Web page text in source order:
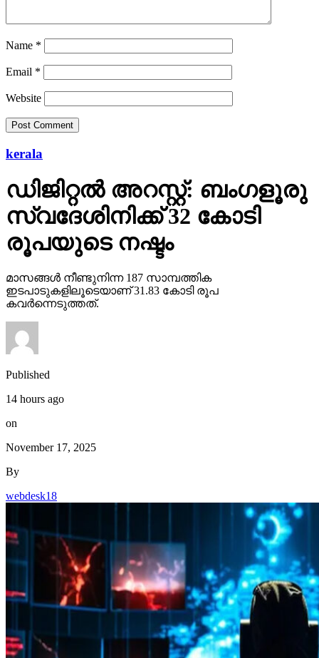
Name *
Email *
Website
kerala
ഡിജിറ്റല്‍ അറസ്റ്റ്: ബംഗളൂരു
സ്വദേശിനിക്ക് 32 കോടി
രൂപയുടെ നഷ്ടം
മാസങ്ങള്‍ നീണ്ടുനിന്ന 187 സാമ്പത്തിക
ഇടപാടുകളിലൂടെയാണ് 31.83 കോടി രൂപ
കവര്‍ന്നെടുത്തത്.
Published
14 hours ago
on
November 17, 2025
By
webdesk18